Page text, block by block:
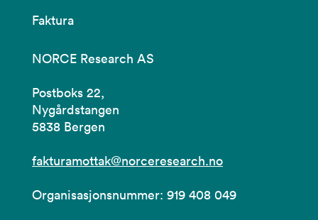
Faktura
NORCE Research AS
Postboks 22,
Nygårdstangen
5838 Bergen
fakturamottak@norceresearch.no
Organisasjonsnummer: 919 408 049